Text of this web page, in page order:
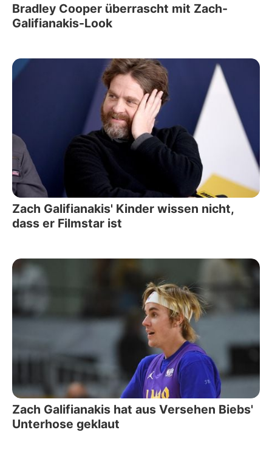
Bradley Cooper überrascht mit Zach-
Galifianakis-Look
Zach Galifianakis' Kinder wissen nicht,
dass er Filmstar ist
Zach Galifianakis hat aus Versehen Biebs'
Unterhose geklaut